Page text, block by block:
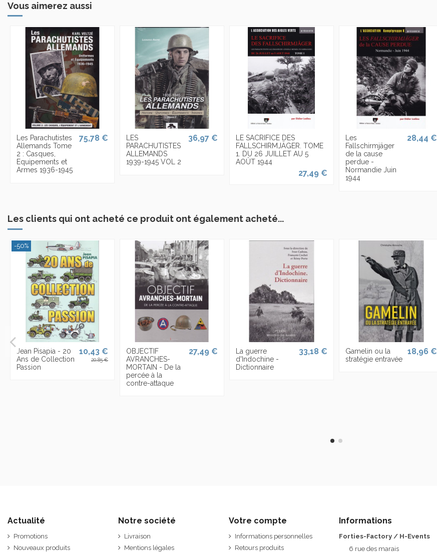
Vous aimerez aussi
Les Parachutistes
Allemands Tome
2 : Casques,
Equipements et
Armes 1936-1945
75,78 €
LES
PARACHUTISTES
ALLEMANDS
1939-1945 VOL 2
36,97 €
LE SACRIFICE DES
FALLSCHIRMJÄGER. TOME
1. DU 26 JUILLET AU 5
AOÛT 1944
27,49 €
Les
Fallschirmjäger
de la cause
perdue -
Normandie Juin
1944
28,44 €
Les clients qui ont acheté ce produit ont également acheté...
-50%
Jean Pisapia - 20
Ans de Collection
Passion
10,43 €
20,85 €
OBJECTIF
AVRANCHES-
MORTAIN - De la
percée à la
contre-attaque
27,49 €
La guerre
d'Indochine -
Dictionnaire
33,18 €
Gamelin ou la
stratégie entravée
18,96 €
Actualité
Promotions
Nouveaux produits
Notre société
Livraison
Mentions légales
Votre compte
Informations personnelles
Retours produits
Informations
Forties-Factory / H-Events
6 rue des marais